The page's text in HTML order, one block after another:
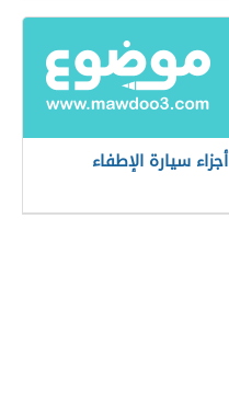
أجزاء سيارة الإطفاء